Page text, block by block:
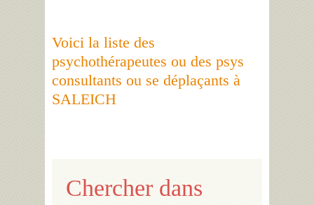
Voici la liste des
psychothérapeutes ou des psys
consultants ou se déplaçants à
SALEICH
Chercher dans